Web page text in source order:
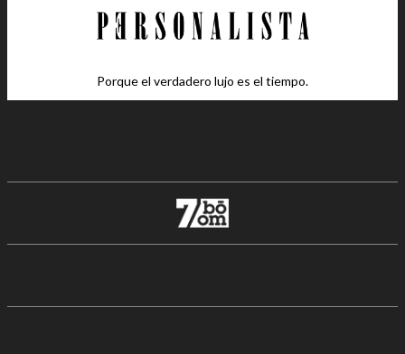
Porque el verdadero lujo es el tiempo.